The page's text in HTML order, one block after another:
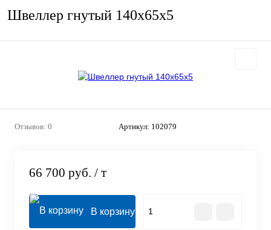
Швеллер гнутый 140х65х5
Отзывов: 0 Артикул: 102079
66 700 руб. / т
В корзину